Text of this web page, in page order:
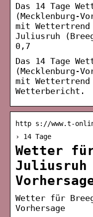
Das 14 Tage
(Mecklenburg-
mit
Juliusruh
0,7
Das 14 Tage
(Mecklenburg-
mit Wettertrend
Wetterbericht.
http s://www.t-
› 14 Tage
Wetter
Juliusruh
Wetter für
Vorhersage